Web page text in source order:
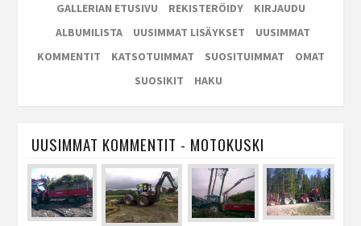
GALLERIAN ETUSIVU REKISTERÖIDY
KIRJAUDU
ALBUMILISTA
UUSIMMAT LISÄYKSET
UUSIMMAT
KOMMENTIT
KATSOTUIMMAT SUOSITUIMMAT
OMAT
SUOSIKIT
HAKU
UUSIMMAT KOMMENTIT - MOTOKUSKI